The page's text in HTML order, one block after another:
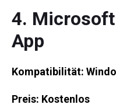
4.
App
Kompatibilität:
Preis: Kostenlos